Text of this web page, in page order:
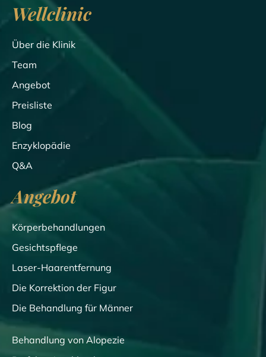
Wellclinic
Über die Klinik
Team
Angebot
Preisliste
Blog
Enzyklopädie
Q&A
Angebot
Körperbehandlungen
Gesichtspflege
Laser-Haarentfernung
Die Korrektion der Figur
Die Behandlung für Männer
Behandlung von Alopezie